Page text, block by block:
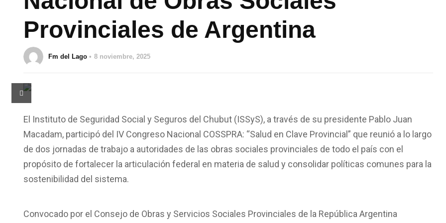
Provinciales de Argentina
Fm del Lago 8 noviembre, 2025
El Instituto de Seguridad Social y Seguros del Chubut (ISSyS), a través de su presidente Pablo Juan
Macadam, participó del IV Congreso Nacional COSSPRA: “Salud en Clave Provincial” que reunió a lo largo
de dos jornadas de trabajo a autoridades de las obras sociales provinciales de todo el país con el
propósito de fortalecer la articulación federal en materia de salud y consolidar políticas comunes para la
sostenibilidad del sistema.
Convocado por el Consejo de Obras y Servicios Sociales Provinciales de la República Argentina